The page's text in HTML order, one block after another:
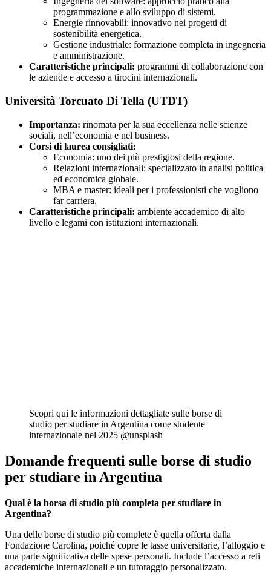
programmazione e allo sviluppo di sistemi.
Energie rinnovabili: innovativo nei progetti di
sostenibilità energetica.
Gestione industriale: formazione completa in ingegneria
e amministrazione.
Caratteristiche principali: programmi di collaborazione con
le aziende e accesso a tirocini internazionali.
Università Torcuato Di Tella (UTDT)
Importanza: rinomata per la sua eccellenza nelle scienze
sociali, nell’economia e nel business.
Corsi di laurea consigliati:
Economia: uno dei più prestigiosi della regione.
Relazioni internazionali: specializzato in analisi politica
ed economica globale.
MBA e master: ideali per i professionisti che vogliono
far carriera.
Caratteristiche principali: ambiente accademico di alto
livello e legami con istituzioni internazionali.
Scopri qui le informazioni dettagliate sulle borse di
studio per studiare in Argentina come studente
internazionale nel 2025 @unsplash
Domande frequenti sulle borse di studio
per studiare in Argentina
Qual è la borsa di studio più completa per studiare in
Argentina?
Una delle borse di studio più complete è quella offerta dalla
Fondazione Carolina, poiché copre le tasse universitarie, l’alloggio e
una parte significativa delle spese personali. Include l’accesso a reti
accademiche internazionali e un tutoraggio personalizzato.